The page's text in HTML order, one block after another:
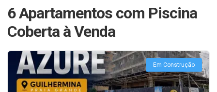
6 Apartamentos com Piscina
Coberta à Venda
Em Construção